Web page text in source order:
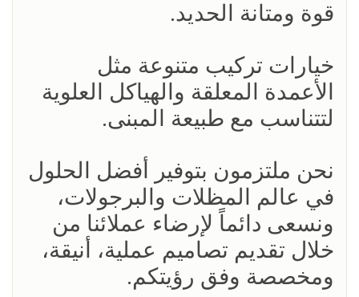
قوة ومتانة الحديد.
خيارات تركيب متنوعة مثل
الأعمدة المعلقة والهياكل العلوية
لتتناسب مع طبيعة المبنى.
نحن ملتزمون بتوفير أفضل الحلول
في عالم المظلات والبرجولات،
ونسعى دائماً لإرضاء عملائنا من
خلال تقديم تصاميم عملية، أنيقة،
ومخصصة وفق رؤيتكم.